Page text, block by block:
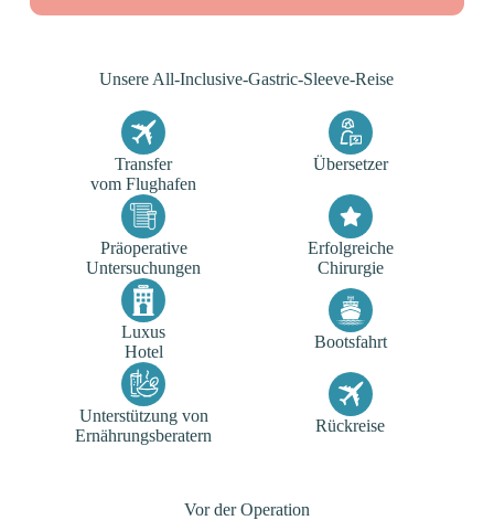
Unsere All-Inclusive-Gastric-Sleeve-Reise
Transfer
vom Flughafen
Übersetzer
Präoperative
Untersuchungen
Erfolgreiche
Chirurgie
Luxus
Hotel
Bootsfahrt
Unterstützung von
Ernährungsberatern
Rückreise
Vor der Operation